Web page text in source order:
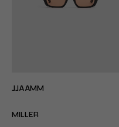
JJAAMM
MILLER